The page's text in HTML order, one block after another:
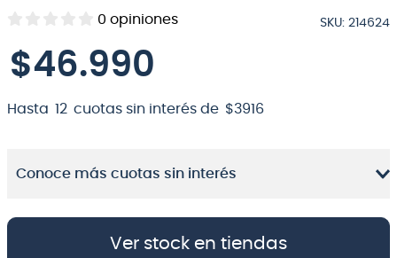
0 opiniones SKU: 214624
$46.990
Hasta 12 cuotas sin interés de $3916
Conoce más cuotas sin interés
Ver stock en tiendas
micrófono
10
violin